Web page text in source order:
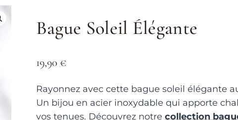
Bague Soleil Élégante
19,90 €
Rayonnez avec cette bague soleil élégante
Un bijou en acier inoxydable qui apporte
vos tenues. Découvrez notre collection